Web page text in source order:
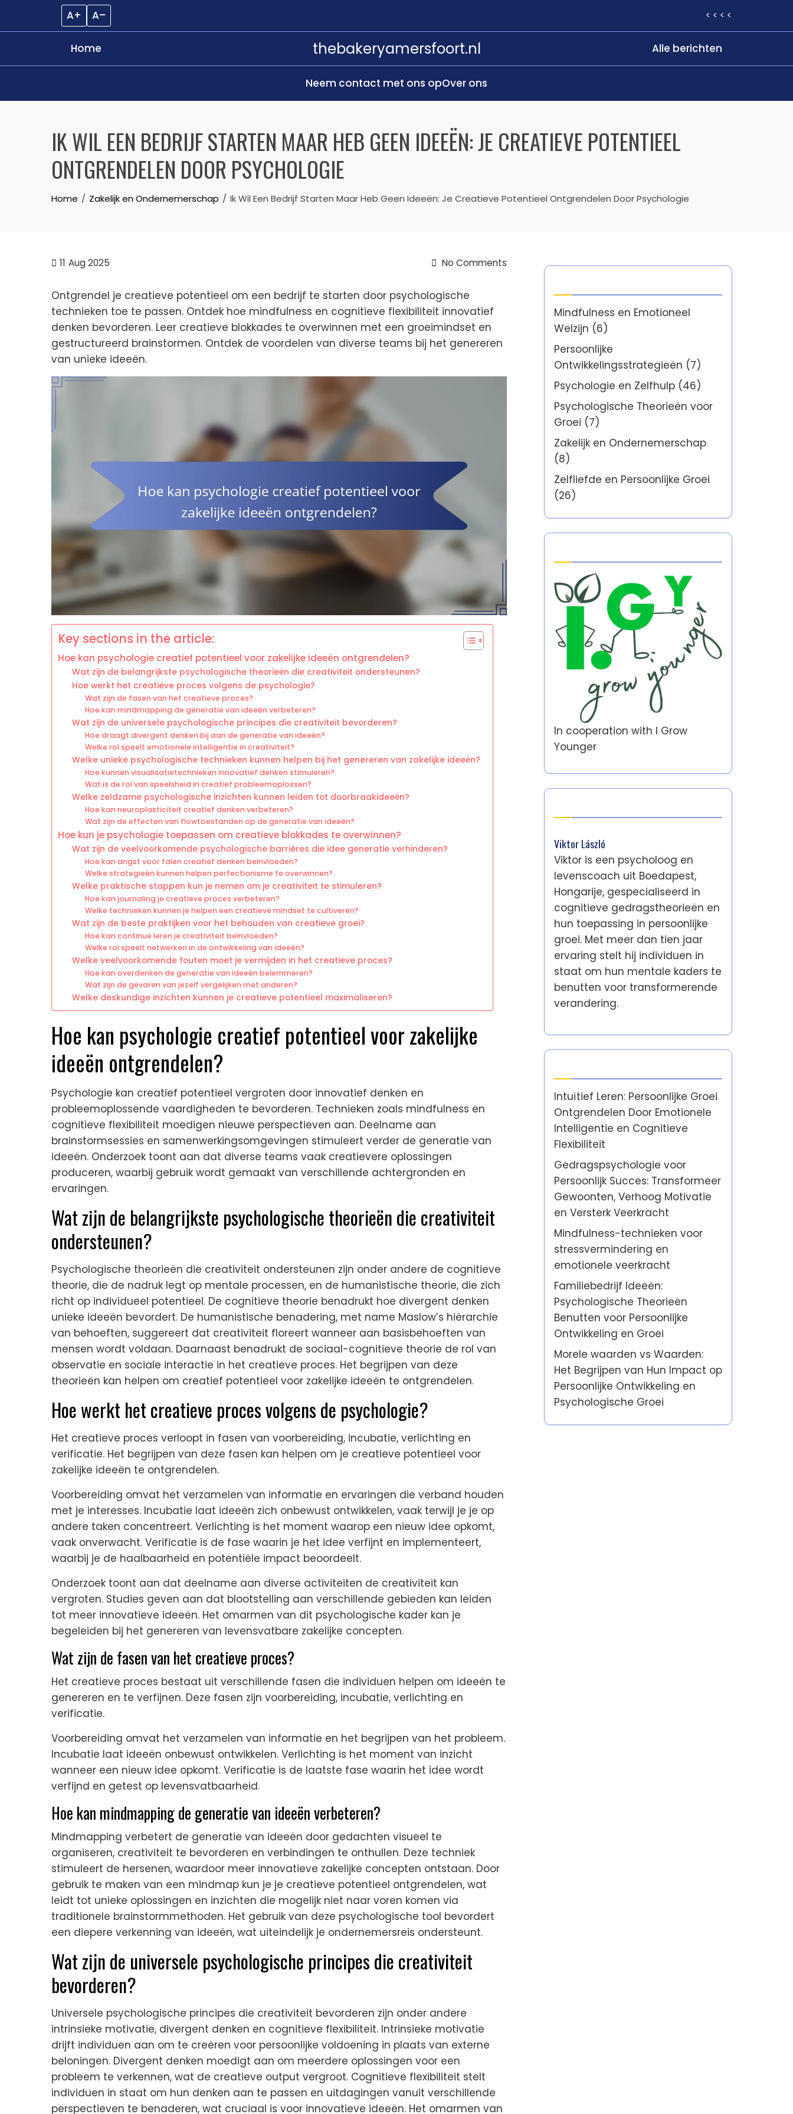
A+ A– < < < <
Home thebakeryamersfoort.nl Alle berichten
Neem contact met ons opOver ons
IK WIL EEN BEDRIJF STARTEN MAAR HEB GEEN IDEEËN: JE CREATIEVE POTENTIEEL
ONTGRENDELEN DOOR PSYCHOLOGIE
Home Zakelijk en Ondernemerschap Ik Wil Een Bedrijf Starten Maar Heb Geen Ideeën: Je Creatieve Potentieel Ontgrendelen Door Psychologie
11 Aug 2025 No Comments
Ontgrendel je creatieve potentieel om een bedrijf te starten door psychologische
technieken toe te passen. Ontdek hoe mindfulness en cognitieve flexibiliteit innovatief
denken bevorderen. Leer creatieve blokkades te overwinnen met een groeimindset en
gestructureerd brainstormen. Ontdek de voordelen van diverse teams bij het genereren
van unieke ideeën.
Key sections in the article:
Hoe kan psychologie creatief potentieel voor zakelijke ideeën ontgrendelen?
Wat zijn de belangrijkste psychologische theorieën die creativiteit ondersteunen?
Hoe werkt het creatieve proces volgens de psychologie?
Wat zijn de fasen van het creatieve proces?
Hoe kan mindmapping de generatie van ideeën verbeteren?
Wat zijn de universele psychologische principes die creativiteit bevorderen?
Hoe draagt divergent denken bij aan de generatie van ideeën?
Welke rol speelt emotionele intelligentie in creativiteit?
Welke unieke psychologische technieken kunnen helpen bij het genereren van zakelijke ideeën?
Hoe kunnen visualisatietechnieken innovatief denken stimuleren?
Wat is de rol van speelsheid in creatief probleemoplossen?
Welke zeldzame psychologische inzichten kunnen leiden tot doorbraakideeën?
Hoe kan neuroplasticiteit creatief denken verbeteren?
Wat zijn de effecten van flowtoestanden op de generatie van ideeën?
Hoe kun je psychologie toepassen om creatieve blokkades te overwinnen?
Wat zijn de veelvoorkomende psychologische barrières die idee generatie verhinderen?
Hoe kan angst voor falen creatief denken beïnvloeden?
Welke strategieën kunnen helpen perfectionisme te overwinnen?
Welke praktische stappen kun je nemen om je creativiteit te stimuleren?
Hoe kan journaling je creatieve proces verbeteren?
Welke technieken kunnen je helpen een creatieve mindset te cultiveren?
Wat zijn de beste praktijken voor het behouden van creatieve groei?
Hoe kan continue leren je creativiteit beïnvloeden?
Welke rol speelt netwerken in de ontwikkeling van ideeën?
Welke veelvoorkomende fouten moet je vermijden in het creatieve proces?
Hoe kan overdenken de generatie van ideeën belemmeren?
Wat zijn de gevaren van jezelf vergelijken met anderen?
Welke deskundige inzichten kunnen je creatieve potentieel maximaliseren?
Hoe kan psychologie creatief potentieel voor zakelijke
ideeën ontgrendelen?
Psychologie kan creatief potentieel vergroten door innovatief denken en
probleemoplossende vaardigheden te bevorderen. Technieken zoals mindfulness en
cognitieve flexibiliteit moedigen nieuwe perspectieven aan. Deelname aan
brainstormsessies en samenwerkingsomgevingen stimuleert verder de generatie van
ideeën. Onderzoek toont aan dat diverse teams vaak creatievere oplossingen
produceren, waarbij gebruik wordt gemaakt van verschillende achtergronden en
ervaringen.
Wat zijn de belangrijkste psychologische theorieën die creativiteit
ondersteunen?
Psychologische theorieën die creativiteit ondersteunen zijn onder andere de cognitieve
theorie, die de nadruk legt op mentale processen, en de humanistische theorie, die zich
richt op individueel potentieel. De cognitieve theorie benadrukt hoe divergent denken
unieke ideeën bevordert. De humanistische benadering, met name Maslow’s hiërarchie
van behoeften, suggereert dat creativiteit floreert wanneer aan basisbehoeften van
mensen wordt voldaan. Daarnaast benadrukt de sociaal-cognitieve theorie de rol van
observatie en sociale interactie in het creatieve proces. Het begrijpen van deze
theorieën kan helpen om creatief potentieel voor zakelijke ideeën te ontgrendelen.
Hoe werkt het creatieve proces volgens de psychologie?
Het creatieve proces verloopt in fasen van voorbereiding, incubatie, verlichting en
verificatie. Het begrijpen van deze fasen kan helpen om je creatieve potentieel voor
zakelijke ideeën te ontgrendelen.
Voorbereiding omvat het verzamelen van informatie en ervaringen die verband houden
met je interesses. Incubatie laat ideeën zich onbewust ontwikkelen, vaak terwijl je je op
andere taken concentreert. Verlichting is het moment waarop een nieuw idee opkomt,
vaak onverwacht. Verificatie is de fase waarin je het idee verfijnt en implementeert,
waarbij je de haalbaarheid en potentiële impact beoordeelt.
Onderzoek toont aan dat deelname aan diverse activiteiten de creativiteit kan
vergroten. Studies geven aan dat blootstelling aan verschillende gebieden kan leiden
tot meer innovatieve ideeën. Het omarmen van dit psychologische kader kan je
begeleiden bij het genereren van levensvatbare zakelijke concepten.
Wat zijn de fasen van het creatieve proces?
Het creatieve proces bestaat uit verschillende fasen die individuen helpen om ideeën te
genereren en te verfijnen. Deze fasen zijn voorbereiding, incubatie, verlichting en
verificatie.
Voorbereiding omvat het verzamelen van informatie en het begrijpen van het probleem.
Incubatie laat ideeën onbewust ontwikkelen. Verlichting is het moment van inzicht
wanneer een nieuw idee opkomt. Verificatie is de laatste fase waarin het idee wordt
verfijnd en getest op levensvatbaarheid.
Hoe kan mindmapping de generatie van ideeën verbeteren?
Mindmapping verbetert de generatie van ideeën door gedachten visueel te
organiseren, creativiteit te bevorderen en verbindingen te onthullen. Deze techniek
stimuleert de hersenen, waardoor meer innovatieve zakelijke concepten ontstaan. Door
gebruik te maken van een mindmap kun je je creatieve potentieel ontgrendelen, wat
leidt tot unieke oplossingen en inzichten die mogelijk niet naar voren komen via
traditionele brainstormmethoden. Het gebruik van deze psychologische tool bevordert
een diepere verkenning van ideeën, wat uiteindelijk je ondernemersreis ondersteunt.
Wat zijn de universele psychologische principes die creativiteit
bevorderen?
Universele psychologische principes die creativiteit bevorderen zijn onder andere
intrinsieke motivatie, divergent denken en cognitieve flexibiliteit. Intrinsieke motivatie
drijft individuen aan om te creëren voor persoonlijke voldoening in plaats van externe
beloningen. Divergent denken moedigt aan om meerdere oplossingen voor een
probleem te verkennen, wat de creatieve output vergroot. Cognitieve flexibiliteit stelt
individuen in staat om hun denken aan te passen en uitdagingen vanuit verschillende
perspectieven te benaderen, wat cruciaal is voor innovatieve ideeën. Het omarmen van
Mindfulness en Emotioneel
Welzijn (6)
Persoonlijke
Ontwikkelingsstrategieën (7)
Psychologie en Zelfhulp (46)
Psychologische Theorieën voor
Groei (7)
Zakelijk en Ondernemerschap
(8)
Zelfliefde en Persoonlijke Groei
(26)
In cooperation with I Grow
Younger
Viktor László
Viktor is een psycholoog en
levenscoach uit Boedapest,
Hongarije, gespecialiseerd in
cognitieve gedragstheorieën en
hun toepassing in persoonlijke
groei. Met meer dan tien jaar
ervaring stelt hij individuen in
staat om hun mentale kaders te
benutten voor transformerende
verandering.
Intuïtief Leren: Persoonlijke Groei
Ontgrendelen Door Emotionele
Intelligentie en Cognitieve
Flexibiliteit
Gedragspsychologie voor
Persoonlijk Succes: Transformeer
Gewoonten, Verhoog Motivatie
en Versterk Veerkracht
Mindfulness-technieken voor
stressvermindering en
emotionele veerkracht
Familiebedrijf Ideeën:
Psychologische Theorieën
Benutten voor Persoonlijke
Ontwikkeling en Groei
Morele waarden vs Waarden:
Het Begrijpen van Hun Impact op
Persoonlijke Ontwikkeling en
Psychologische Groei